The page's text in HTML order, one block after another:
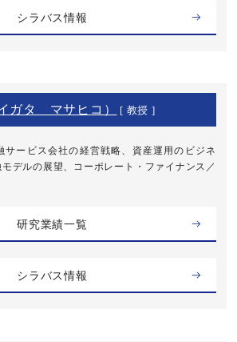
シラバス情報
ガタ マサヒコ） [ 教授 ]
サービス会社の経営戦略、資産運用のビジネ
デルの展望、コーポレート・ファイナンス／
研究業績一覧
シラバス情報